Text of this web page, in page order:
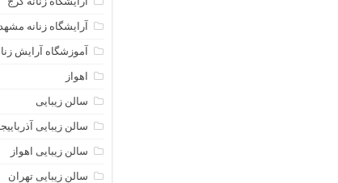
آرایشگاه زنانه مشهد
آموزشگاه آرایش
اهواز
سالن زیبایی
سالن زیبایی
سالن زیبایی اهواز
سالن زیبایی تهران